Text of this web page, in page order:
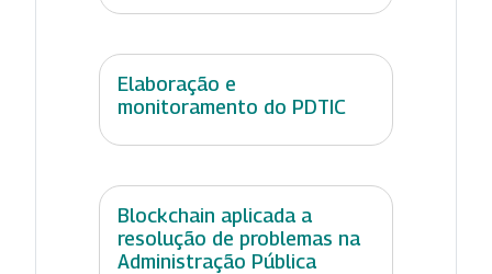
Elaboração e
monitoramento do PDTIC
Blockchain aplicada a
resolução de problemas na
Administração Pública